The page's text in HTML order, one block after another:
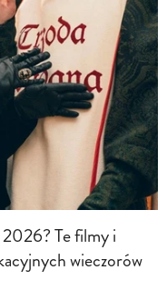
Te filmy i
wieczorów